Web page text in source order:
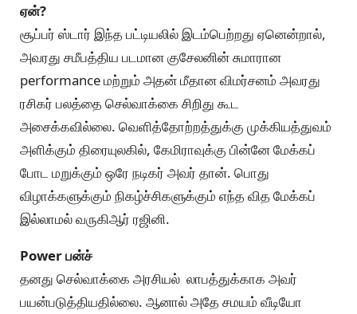
ஏன்?
சூப்பர் ஸ்டார் இந்த பட்டியலில் இடம்பெற்றது ஏனென்றால்,
அவரது சமீபத்திய படமான குசேலனின் சுமாரான
performance மற்றும் அதன் மீதான விமர்சனம் அவரது
ரசிகர் பலத்தை செல்வாக்கை சிறிது கூட
அசைக்கவில்லை. வெளித்தோற்றத்துக்கு முக்கியத்துவம்
அளிக்கும் திரையுலகில், கேமிராவுக்கு பின்னே மேக்கப்
போட மறுக்கும் ஒரே நடிகர் அவர் தான். பொது
விழாக்களுக்கும் நிகழ்ச்சிகளுக்கும் எந்த வித மேக்கப்
இல்லாமல் வருகிஆர் ரஜினி.
Power பன்ச்
தனது செல்வாக்கை அரசியல் லாபத்துக்காக அவர்
பயன்படுத்தியதில்லை. ஆனால் அதே சமயம் வீடியோ